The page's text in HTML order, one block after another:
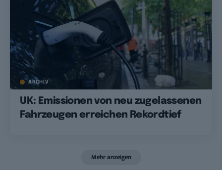
ARCHIV
UK: Emissionen von neu zugelassenen
Fahrzeugen erreichen Rekordtief
Mehr anzeigen